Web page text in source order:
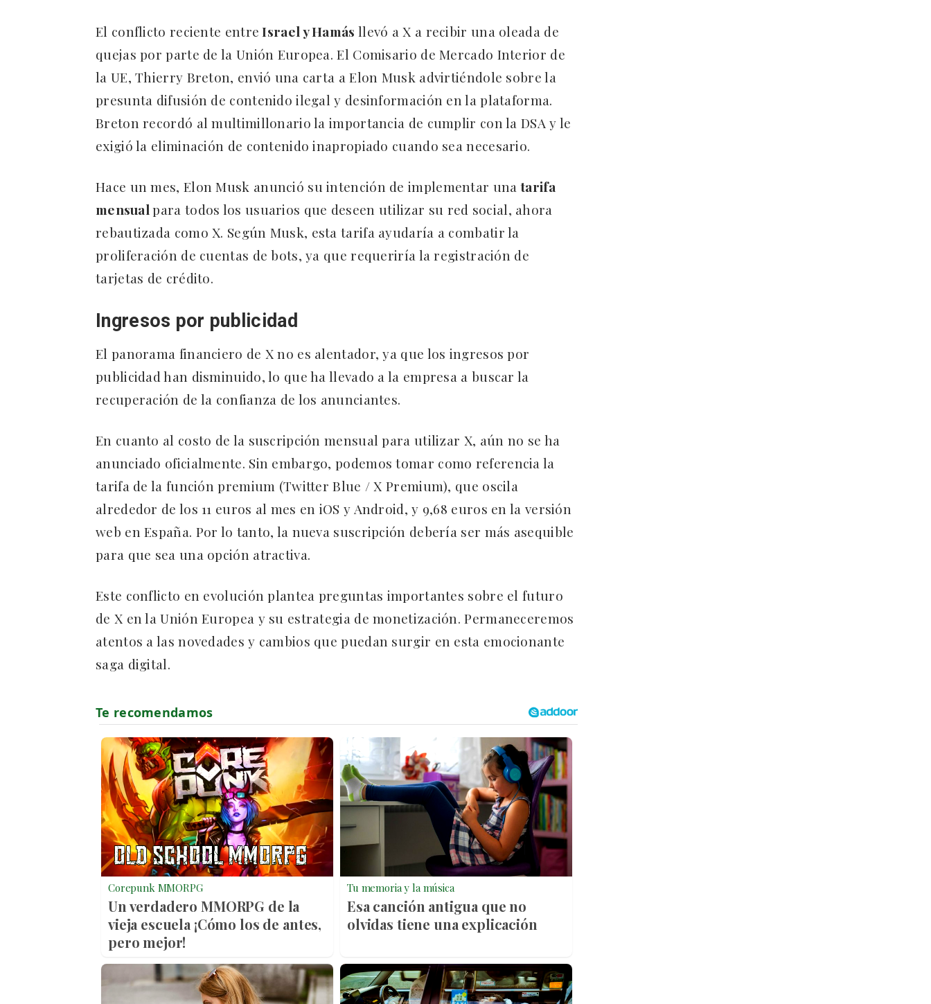
El conflicto reciente entreIsrael y Hamás llevó a X a recibir una oleada de
quejas por parte de la Unión Europea. El Comisario de Mercado Interior de
la UE, Thierry Breton, envió una carta a Elon Musk advirtiéndole sobre la
presunta difusión de contenido ilegal y desinformación en la plataforma.
Breton recordó al multimillonario la importancia de cumplir con la DSA y le
exigió la eliminación de contenido inapropiado cuando sea necesario.
Hace un mes, Elon Musk anunció su intención de implementar una tarifa
mensualpara todos los usuarios que deseen utilizar su red social, ahora
rebautizada como X. Según Musk, esta tarifa ayudaría a combatir la
proliferación de cuentas de bots, ya que requeriría la registración de
tarjetas de crédito.
Ingresos por publicidad
El panorama financiero de X no es alentador, ya que los ingresos por
publicidad han disminuido, lo que ha llevado a la empresa a buscar la
recuperación de la confianza de los anunciantes.
En cuanto al costo de la suscripción mensual para utilizar X, aún no se ha
anunciado oficialmente. Sin embargo, podemos tomar como referencia la
tarifa de la función premium (Twitter Blue / X Premium), que oscila
alrededor de los 11 euros al mes en iOS y Android, y 9,68 euros en la versión
web en España. Por lo tanto, la nueva suscripción debería ser más asequible
para que sea una opción atractiva.
Este conflicto en evolución plantea preguntas importantes sobre el futuro
de X en la Unión Europea y su estrategia de monetización. Permaneceremos
atentos a las novedades y cambios que puedan surgir en esta emocionante
saga digital.
Corepunk MMORPG
Un verdadero MMORPG de la
vieja escuela ¡Cómo los de antes,
pero mejor!
Tu memoria y la música
Esa canción antigua que no
olvidas tiene una explicación